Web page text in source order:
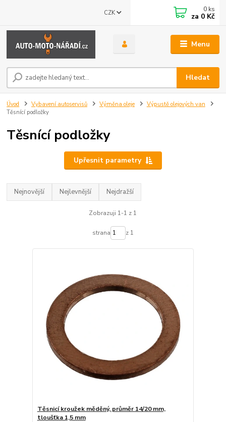
Menu
CZK
Hledat
0 ks
za 0 Kč
Úvod Vybavení autoservisů Výměna oleje
Výpustě olejových van
Těsnící podložky
Těsnící podložky
Upřesnit parametry
Nejnovější Nejlevnější Nejdražší
Zobrazuji 1-1 z 1
strana z 1
Těsnicí kroužek měděný, průměr 14/20 mm,
tloušťka 1,5 mm